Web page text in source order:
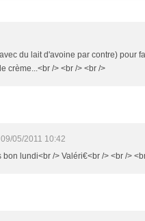
du lait d'avoine par contre) pour
crème...<br /> <br /> <br />
09/05/2011 10:42
lundi<br /> Valéri€<br /> <br />